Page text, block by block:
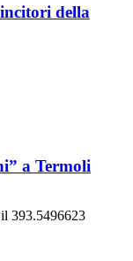
della
a Termoli
393.5496623